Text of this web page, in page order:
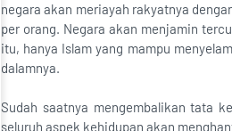
negara akan meriayah rakyatnya
per orang. Negara akan menjamin
itu, hanya Islam yang mampu
dalamnya.
Sudah saatnya mengembalikan tata
seluruh aspek kehidupan akan